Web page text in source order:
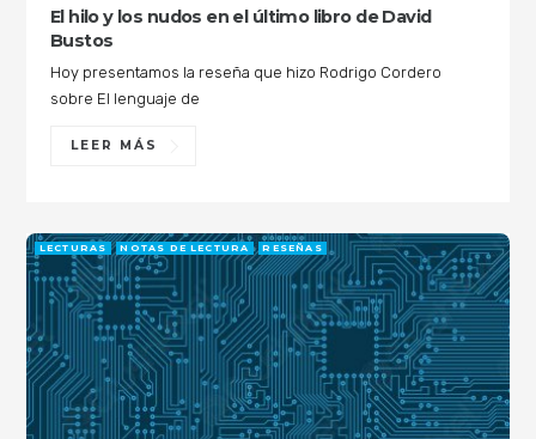
El hilo y los nudos en el último libro de David
Bustos
Hoy presentamos la reseña que hizo Rodrigo Cordero
sobre El lenguaje de
LEER MÁS
LECTURAS NOTAS DE LECTURA RESEÑAS